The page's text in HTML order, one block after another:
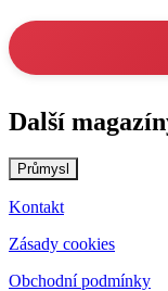
Další
Průmysl
Kontakt
Zásady cookies
Obchodní podmínky